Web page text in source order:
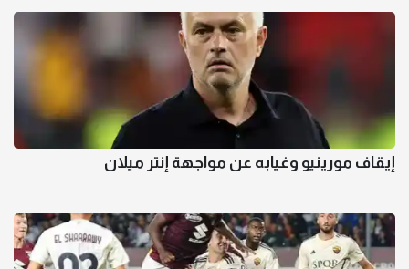
إيقاف مورينيو وغيابه عن مواجهة إنتر ميلان